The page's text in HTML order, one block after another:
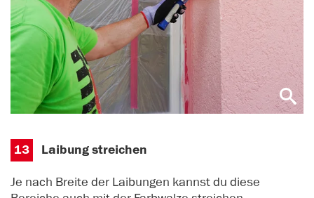
13 Laibung streichen
Je nach Breite der Laibungen kannst du diese